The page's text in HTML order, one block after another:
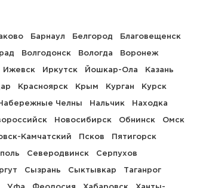
Барнаул Белгород Благовещенск
Волгодонск Вологда Воронеж
Ижевск Иркутск Йошкар-Ола Казань
Красноярск Крым Курган Курск
Челны Нальчик Находка
Новосибирск Обнинск Омск
Камчатский Псков Пятигорск
Северодвинск Серпухов
Сызрань Сыктывкар Таганрог